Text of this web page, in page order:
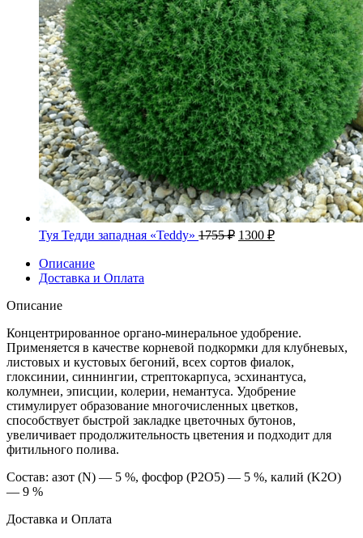
Туя Тедди западная «Teddy» 1755₽ Первоначальная
1300 ₽Текущая
Описание
Доставка и Оплата
Описание
Концентрированное органо-минеральное удобрение.
Применяется в качестве корневой подкормки для клубневых,
листовых и кустовых бегоний, всех сортов фиалок,
глоксинии, синнингии, стрептокарпуса, эсхинантуса,
колумнеи, эписции, колерии, немантуса. Удобрение
стимулирует образование многочисленных цветков,
способствует быстрой закладке цветочных бутонов,
увеличивает продолжительность цветения и подходит для
фитильного полива.
Состав: азот (N) — 5 %, фосфор (P2O5) — 5 %, калий (K2O)
— 9 %
Доставка и Оплата